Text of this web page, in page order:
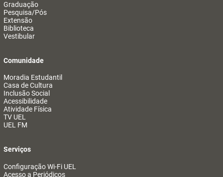
Graduação
Pesquisa/Pós
Extensão
Biblioteca
Vestibular
Comunidade
Moradia Estudantil
Casa de Cultura
Inclusão Social
Acessibilidade
Atividade Física
TV UEL
UEL FM
Serviços
Configuração Wi-Fi UEL
Acesso a Periódicos